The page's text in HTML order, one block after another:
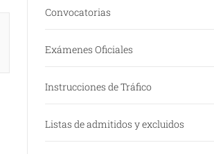
Convocatorias
Exámenes Oficiales
Instrucciones de Tráfico
Listas de admitidos y excluidos